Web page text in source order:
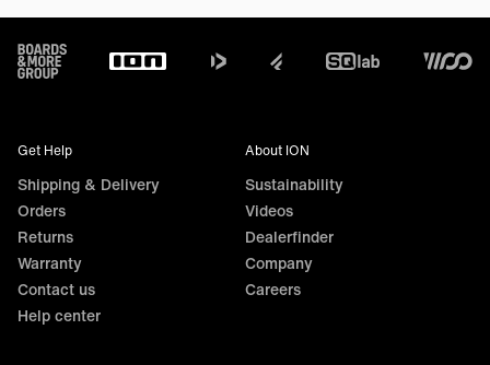
Footer
Get Help
Shipping & Delivery
Orders
Returns
Warranty
Contact us
Help center
About ION
Sustainability
Videos
Dealerfinder
Company
Careers